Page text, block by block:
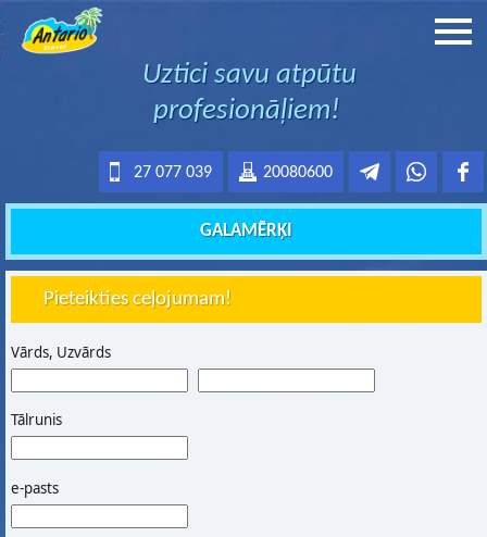
Uztici savu atpūtu
profesionāļiem!
20080600
27 077 039
GALAMĒRĶI
Pieteikties ceļojumam!
Vārds, Uzvārds
Tālrunis
e-pasts